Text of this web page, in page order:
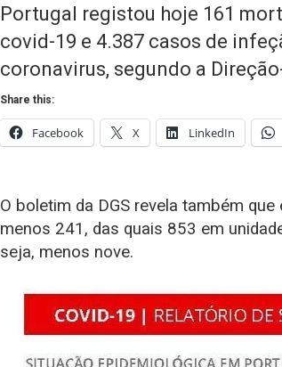
Portugal registou hoje 161
covid-19 e 4.387 casos de
coronavirus, segundo a
Share this:
Facebook X LinkedIn
O boletim da DGS revela também
menos 241, das quais 853 em
seja, menos nove.